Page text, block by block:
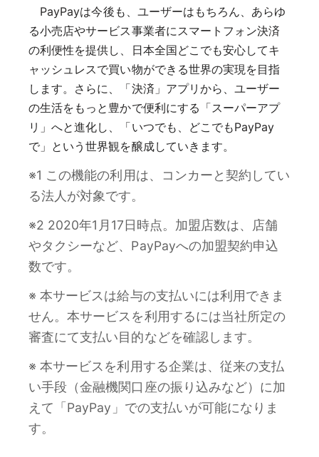
PayPayは今後も、ユーザーはもちろん、あらゆ
る小売店やサービス事業者にスマートフォン決済
の利便性を提供し、日本全国どこでも安心してキ
ャッシュレスで買い物ができる世界の実現を目指
します。さらに、「決済」アプリから、ユーザー
の生活をもっと豊かで便利にする「スーパーアプ
リ」へと進化し、「いつでも、どこでもPayPay
で」という世界観を醸成していきます。
※1 この機能の利用は、コンカーと契約してい
る法人が対象です。
※2 2020年1月17日時点。加盟店数は、店舗
やタクシーなど、PayPayへの加盟契約申込
数です。
※ 本サービスは給与の支払いには利用できま
せん。本サービスを利用するには当社所定の
審査にて支払い目的などを確認します。
※ 本サービスを利用する企業は、従来の支払
い手段（金融機関口座の振り込みなど）に加
えて「PayPay」での支払いが可能になりま
す。